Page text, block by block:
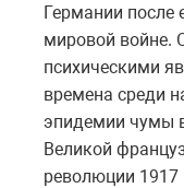
Германии после
мировой войне.
психическими
времена среди
эпидемии чумы
Великой
революции 1917